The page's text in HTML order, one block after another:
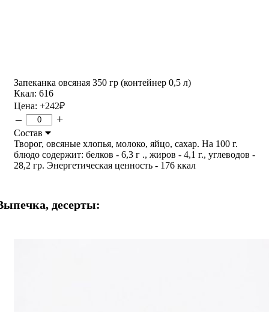
Запеканка овсяная 350 гр (контейнер 0,5 л)
Ккал: 616
Цена: +242₽
– +
Состав
Творог, овсяные хлопья, молоко, яйцо, сахар. На 100 г.
блюдо содержит: белков - 6,3 г ., жиров - 4,1 г., углеводов -
28,2 гр. Энергетическая ценность - 176 ккал
десерты: